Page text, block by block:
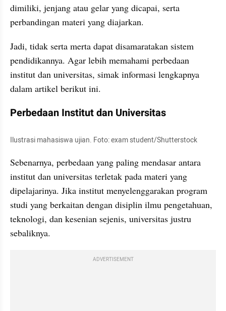
dimiliki, jenjang atau gelar yang dicapai, serta
perbandingan materi yang diajarkan.
Jadi, tidak serta merta dapat disamaratakan sistem
pendidikannya. Agar lebih memahami perbedaan
institut dan universitas, simak informasi lengkapnya
dalam artikel berikut ini.
Perbedaan Institut dan Universitas
Ilustrasi mahasiswa ujian. Foto: exam student/Shutterstock
Sebenarnya, perbedaan yang paling mendasar antara
institut dan universitas terletak pada materi yang
dipelajarinya. Jika institut menyelenggarakan program
studi yang berkaitan dengan disiplin ilmu pengetahuan,
teknologi, dan kesenian sejenis, universitas justru
sebaliknya.
ADVERTISEMENT